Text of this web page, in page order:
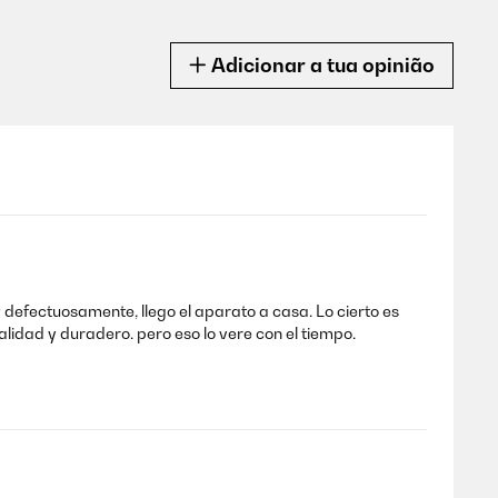
Adicionar a tua opinião
llego el aparato a casa. Lo cierto es
y duradero. pero eso lo vere con el tiempo.